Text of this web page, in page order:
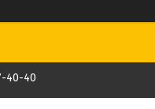
40-40